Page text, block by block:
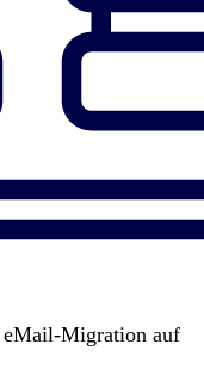
Migration auf